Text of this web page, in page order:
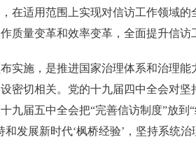
在适用范围上实现对信访工作领域
质量变革和效率变革，全面提升信访
施，是推进国家治理体系和治理能
密切相关。党的十九届四中全会对
九届五中全会把“完善信访制度”放
和发展新时代‘枫桥经验’，坚持系统